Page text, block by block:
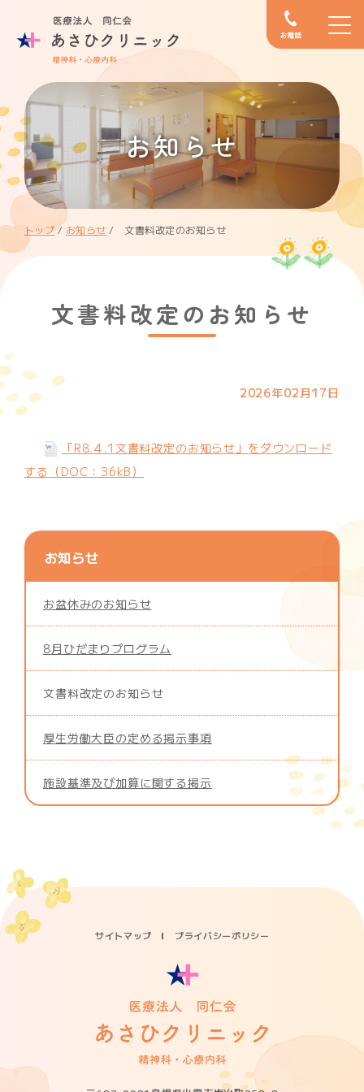
お知らせ
トップ/ お知らせ / 文書料改定のお知らせ
文書料改定のお知らせ
2026年02月17日
「R8.4.1文書料改定のお知らせ」をダウンロード
する（DOC：36kB）
お知らせ
お盆休みのお知らせ
8月ひだまりプログラム
文書料改定のお知らせ
厚生労働大臣の定める掲示事項
施設基準及び加算に関する掲示
サイトマップ プライバシーポリシー